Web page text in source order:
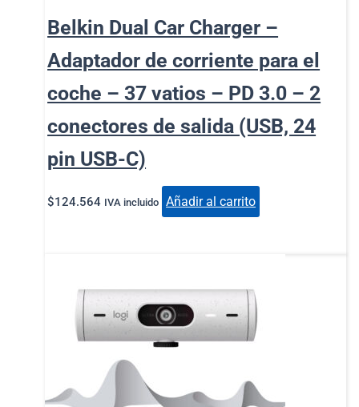
Belkin Dual Car Charger –
Adaptador de corriente para el
coche – 37 vatios – PD 3.0 – 2
conectores de salida (USB, 24
pin USB-C)
$124.564 IVA incluido Añadir al carrito